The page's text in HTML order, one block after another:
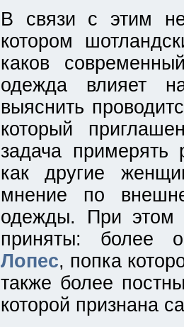
В связи с этим
котором
каков
одежда влияет
выяснить
который
задача
как другие
мнение по
одежды. При
приняты: более
Лопес, попка
также более
которой признана